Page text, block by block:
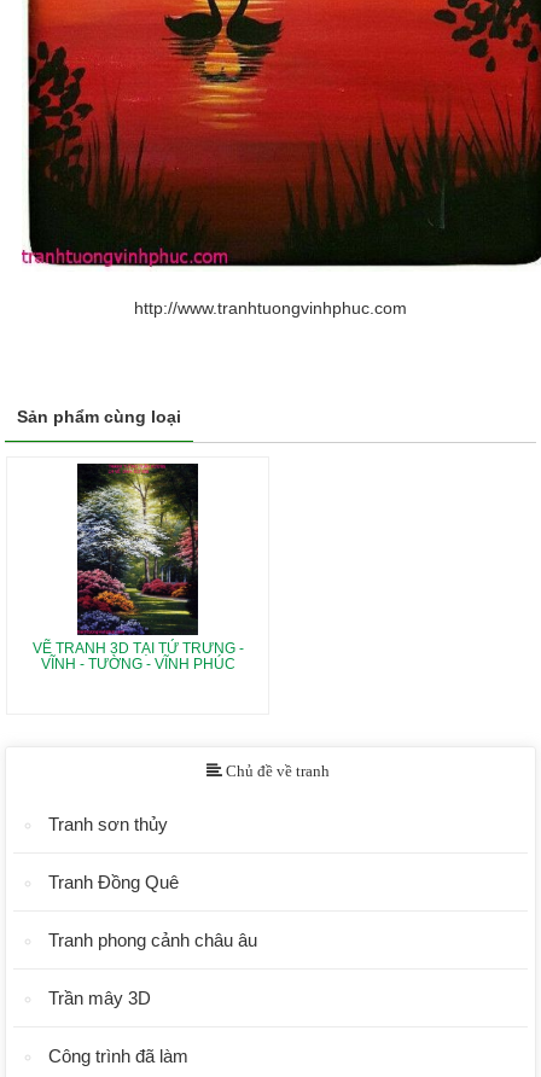
http://www.tranhtuongvinhphuc.com
Sản phẩm cùng loại
VẼ TRANH 3D TẠI TỨ TRƯNG -
VĨNH - TƯỜNG - VĨNH PHÚC
Chủ đề về tranh
Tranh sơn thủy
Tranh Đồng Quê
Tranh phong cảnh châu âu
Trần mây 3D
Công trình đã làm